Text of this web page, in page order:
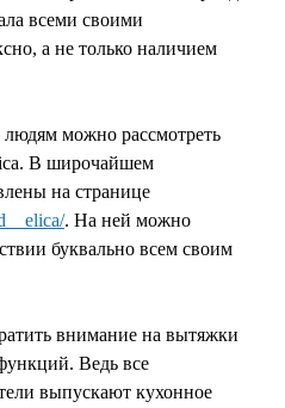
всеми своими
а не только наличием
можно рассмотреть
В широчайшем
на странице
. На ней можно
буквально всем своим
внимание на вытяжки
Ведь все
выпускают кухонное